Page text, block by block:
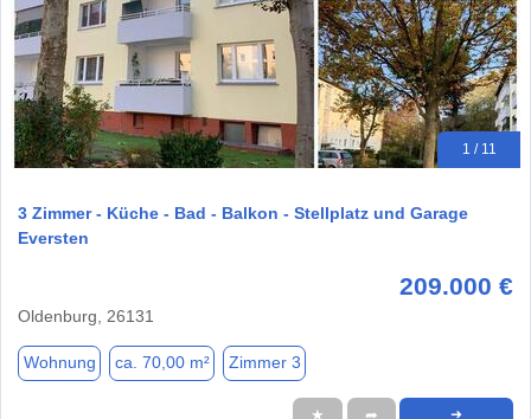
1 / 11
3 Zimmer - Küche - Bad - Balkon - Stellplatz und Garage
Eversten
209.000 €
Oldenburg, 26131
Wohnung ca. 70,00 m² Zimmer 3
★ ➦ ➜